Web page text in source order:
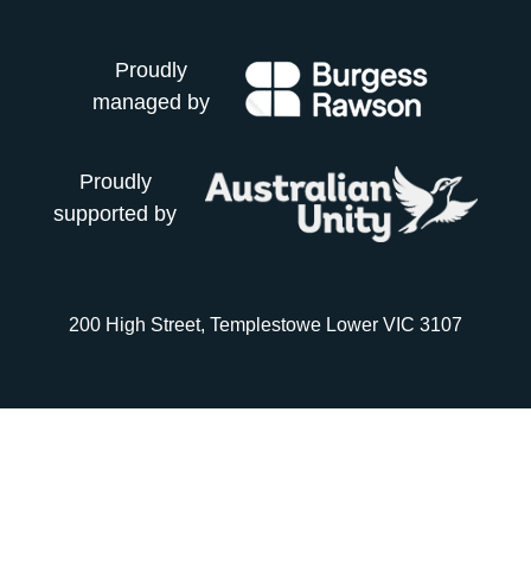
Proudly
managed by
Proudly
supported by
200 High Street, Templestowe Lower VIC 3107